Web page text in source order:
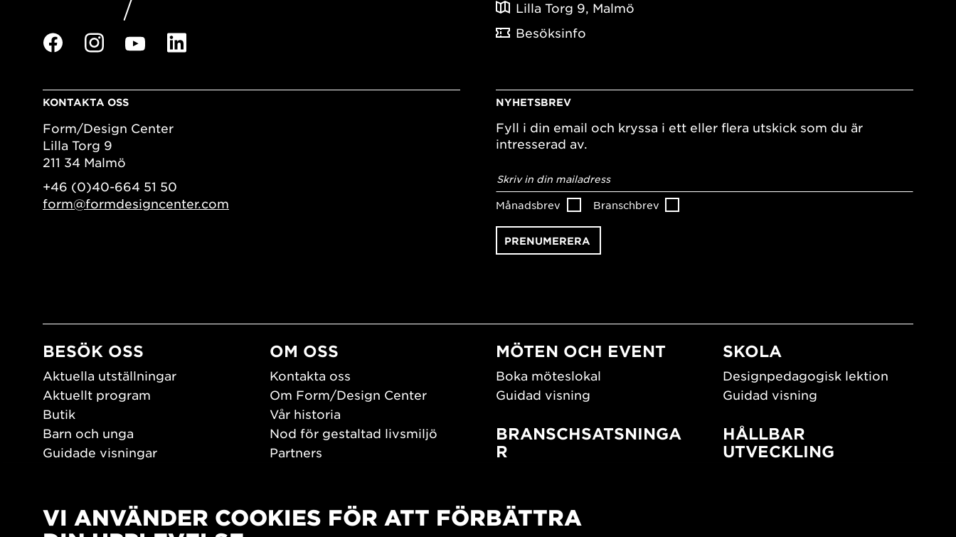
Lilla Torg 9, Malmö
Besöksinfo
KONTAKTA OSS
Form/Design Center
Lilla Torg 9
211 34 Malmö
+46 (0)40-664 51 50
form@formdesigncenter.com
NYHETSBREV
Fyll i din email och kryssa i ett eller flera utskick som du är
intresserad av.
postadress*
Månadsbrev Branschbrev
BESÖK OSS
Aktuella utställningar
Aktuellt program
Butik
Barn och unga
Guidade visningar
Öppettider
OM OSS
Kontakta oss
Om Form/Design Center
Vår historia
Nod för gestaltad livsmiljö
Partners
PLAY
MÖTEN OCH EVENT
Boka möteslokal
Guidad visning
BRANSCHSATSNINGA
R
Southern Sweden Design
SKOLA
Designpedagogisk lektion
Guidad visning
HÅLLBAR
UTVECKLING
VI ANVÄNDER COOKIES FÖR ATT FÖRBÄTTRA